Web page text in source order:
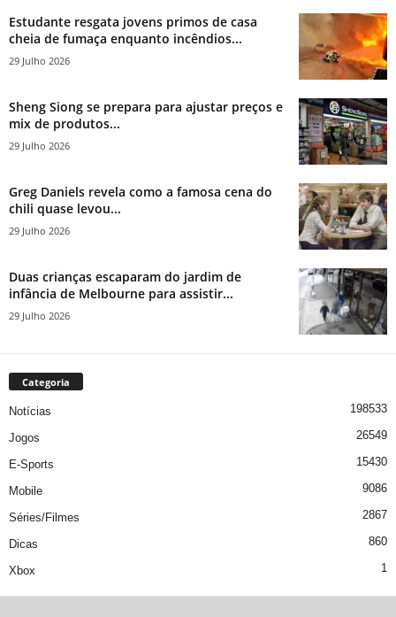
Estudante resgata jovens primos de casa
cheia de fumaça enquanto incêndios...
29 Julho 2026
Sheng Siong se prepara para ajustar preços e
mix de produtos...
29 Julho 2026
Greg Daniels revela como a famosa cena do
chili quase levou...
29 Julho 2026
Duas crianças escaparam do jardim de
infância de Melbourne para assistir...
29 Julho 2026
Categoria
Notícias 198533
Jogos 26549
E-Sports 15430
Mobile 9086
Séries/Filmes 2867
Dicas 860
Xbox 1